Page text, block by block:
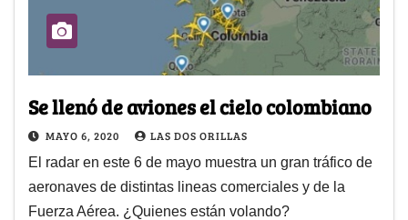
Se llenó de aviones el cielo colombiano
MAYO 6, 2020 LAS DOS ORILLAS
El radar en este 6 de mayo muestra un gran tráfico de
aeronaves de distintas lineas comerciales y de la
Fuerza Aérea. ¿Quienes están volando?